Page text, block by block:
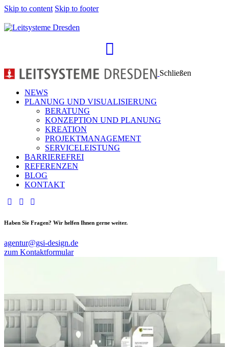
Skip to content Skip to footer
Schließen
NEWS
PLANUNG UND VISUALI­SIE­RUNG
BERATUNG
KONZEPTION UND PLANUNG
KREATION
PROJEKTMANAGEMENT
SERVICELEISTUNG
BARRIEREFREI
REFERENZEN
BLOG
KONTAKT
Haben Sie Fragen? Wir helfen Ihnen gerne weiter.
agentur@gsi-design.de
zum Kontaktformular